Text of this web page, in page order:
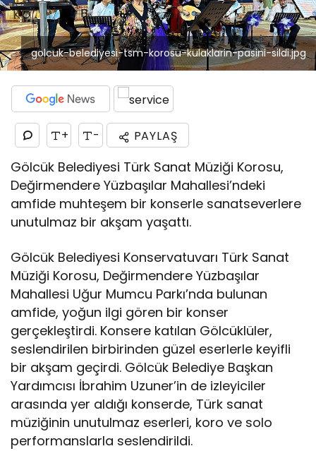
golcuk-belediyesi-tsm-korosu-kulaklarin-pasini-sildi.jpg
+ - PAYLAŞ
Gölcük Belediyesi Türk Sanat Müziği Korosu,
Değirmendere Yüzbaşılar Mahallesi’ndeki
amfide muhteşem bir konserle sanatseverlere
unutulmaz bir akşam yaşattı.
Gölcük Belediyesi Konservatuvarı Türk Sanat
Müziği Korosu, Değirmendere Yüzbaşılar
Mahallesi Uğur Mumcu Parkı’nda bulunan
amfide, yoğun ilgi gören bir konser
gerçekleştirdi. Konsere katılan Gölcüklüler,
seslendirilen birbirinden güzel eserlerle keyifli
bir akşam geçirdi. Gölcük Belediye Başkan
Yardımcısı İbrahim Uzuner’in de izleyiciler
arasında yer aldığı konserde, Türk sanat
müziğinin unutulmaz eserleri, koro ve solo
performanslarla seslendirildi.